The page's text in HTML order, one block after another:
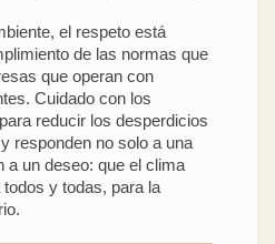
el respeto está
de las normas que
que operan con
Cuidado con los
reducir los desperdicios
responden no solo a una
a un deseo: que el clima
y todas, para la